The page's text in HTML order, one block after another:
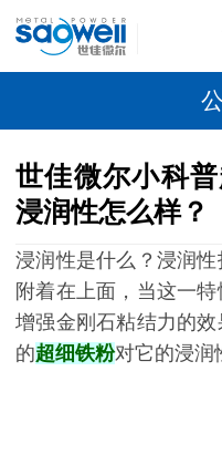
世佳微尔小科
浸润性怎么样？
浸润性是什么？浸润
附着在上面，当这一
增强金刚石粘结力的
的超细铁粉对它的浸润